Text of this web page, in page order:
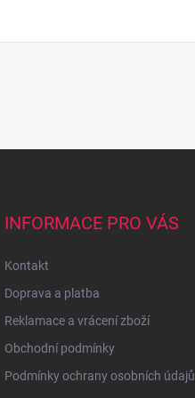
INFORMACE PRO VÁS
Kontakt
Doprava a platba
Reklamace a vrácení zboží
Obchodní podmínky
Podmínky ochrany osobních údajů